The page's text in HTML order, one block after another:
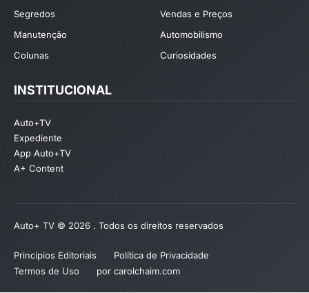
Segredos
Vendas e Preços
Manutenção
Automobilismo
Colunas
Curiosidades
INSTITUCIONAL
Auto+TV
Expediente
App Auto+TV
A+ Content
Auto+ TV © 2026 . Todos os direitos reservados
Princípios Editoriais
Política de Privacidade
Termos de Uso
por carolchaim.com